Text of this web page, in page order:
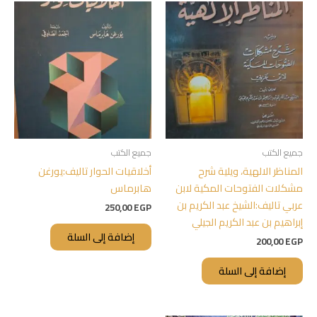
جميع الكتب
المناظر الالهية، ويلية شرح
مشكلات الفتوحات المكية لابن
عربي تاليف:الشيخ عبد الكريم بن
إبراهيم بن عبد الكريم الجيلي
200,00EGP
إضافة إلى السلة
جميع الكتب
أخلاقيات الحوار تاليف:يورغن
هابرماس
250,00EGP
إضافة إلى السلة